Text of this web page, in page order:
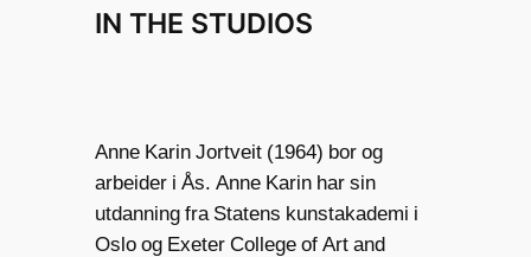
IN THE STUDIOS
Anne Karin Jortveit (1964) bor og
arbeider i Ås. Anne Karin har sin
utdanning fra Statens kunstakademi i
Oslo og Exeter College of Art and